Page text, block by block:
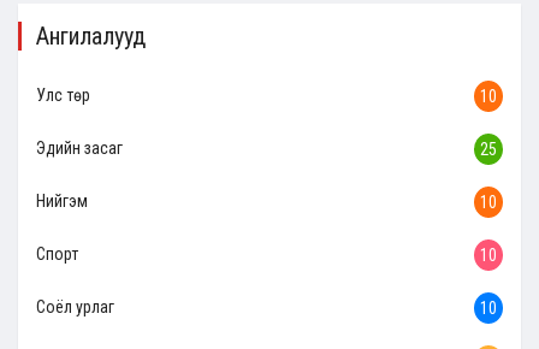
Ангилалууд
Улс төр 10
Эдийн засаг 25
Нийгэм 10
Спорт 10
Соёл урлаг 10